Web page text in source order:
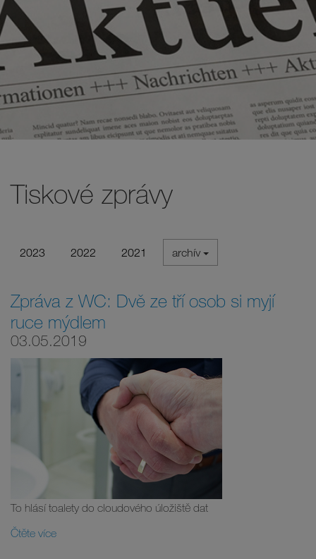
Tiskové zprávy
2023 2022 2021 archív
Zpráva z WC: Dvě ze tří osob si myjí
ruce mýdlem
03.05.2019
To hlásí toalety do cloudového úložiště dat
Čtěte více